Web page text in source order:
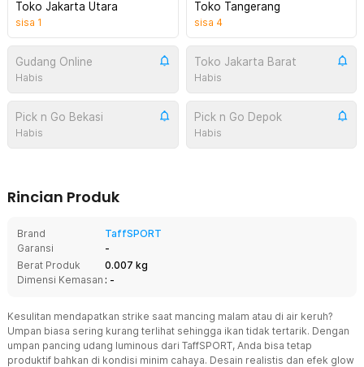
Toko Jakarta Utara
sisa 1
Toko Tangerang
sisa 4
Gudang Online
Habis
Toko Jakarta Barat
Habis
Pick n Go Bekasi
Habis
Pick n Go Depok
Habis
Rincian Produk
Brand
TaffSPORT
Garansi
-
Berat Produk
0.007 kg
Dimensi Kemasan : -
Kesulitan mendapatkan strike saat mancing malam atau di air keruh?
Umpan biasa sering kurang terlihat sehingga ikan tidak tertarik. Dengan
umpan pancing udang luminous dari TaffSPORT, Anda bisa tetap
produktif bahkan di kondisi minim cahaya. Desain realistis dan efek glow